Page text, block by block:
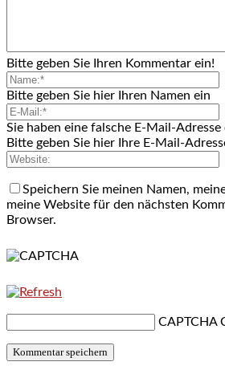
Bitte geben Sie Ihren Kommentar ein!
Bitte geben Sie hier Ihren Namen ein
Sie haben eine falsche E-Mail-Adresse
Bitte geben Sie hier Ihre E-Mail-
Speichern Sie meinen Namen,
meine Website für den nächsten
Browser.
CAPTCHA